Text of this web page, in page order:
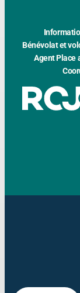
Bénévolat et
Agent Place